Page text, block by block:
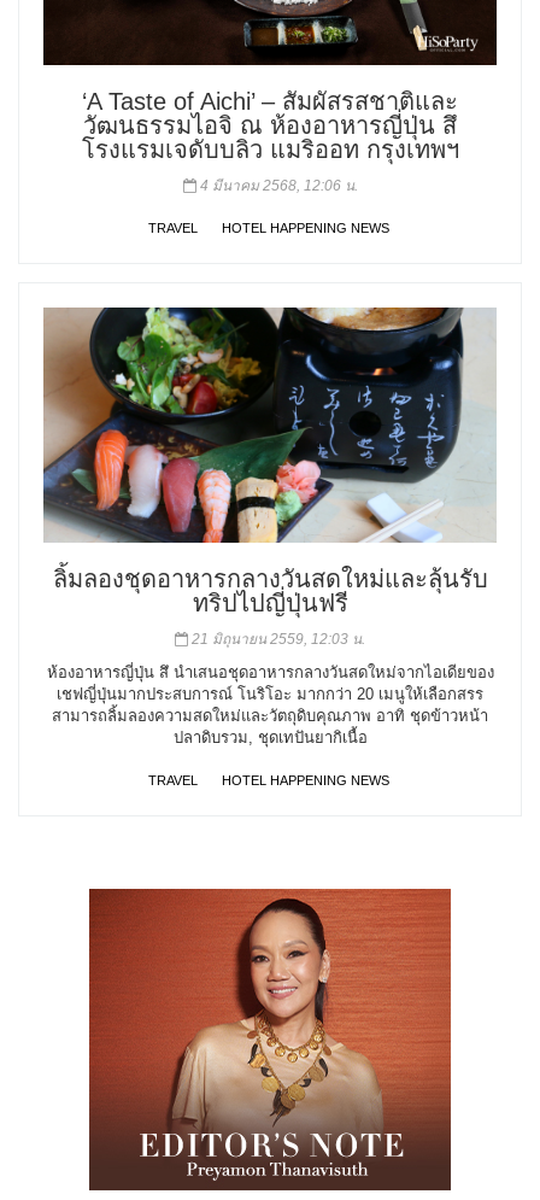
‘A Taste of Aichi’ – สัมผัสรสชาติและ
วัฒนธรรมไอจิ ณ ห้องอาหารญี่ปุ่น สึ
โรงแรมเจดับบลิว แมริออท กรุงเทพฯ
4 มีนาคม 2568, 12:06 น.
TRAVEL HOTEL HAPPENING NEWS
ลิ้มลองชุดอาหารกลางวันสดใหม่และลุ้นรับ
ทริปไปญี่ปุ่นฟรี
21 มิถุนายน 2559, 12:03 น.
ห้องอาหารญี่ปุ่น สึ นำเสนอชุดอาหารกลางวันสดใหม่จากไอเดียของ
เชฟญี่ปุ่นมากประสบการณ์ โนริโอะ มากกว่า 20 เมนูให้เลือกสรร
สามารถลิ้มลองความสดใหม่และวัตถุดิบคุณภาพ อาทิ ชุดข้าวหน้า
ปลาดิบรวม, ชุดเทปันยากิเนื้อ
TRAVEL HOTEL HAPPENING NEWS